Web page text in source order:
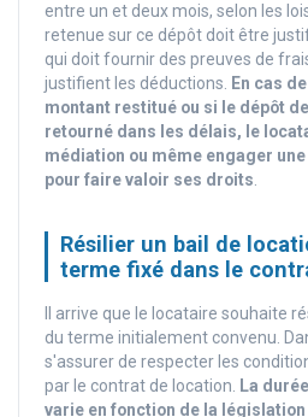
entre un et deux mois, selon les
retenue sur ce dépôt doit être
qui doit fournir des preuves de
justifient les déductions. En cas
montant restitué ou si le dépôt
retourné dans les délais, le
médiation ou même engager
pour faire valoir ses droits.
Résilier un bail de
terme fixé dans le
Il arrive que le locataire souhaite
du terme initialement convenu.
s'assurer de respecter les
par le contrat de location. La
varie en fonction de la